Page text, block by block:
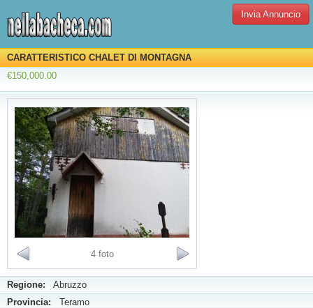
Invia Annuncio
CARATTERISTICO CHALET DI MONTAGNA
€150,000.00
4 foto
Regione: Abruzzo
Provincia: Teramo